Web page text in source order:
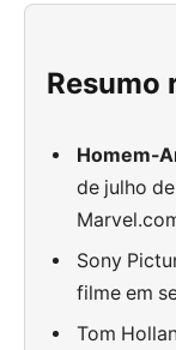
Resumo
Homem-
de julho
Sony
filme em
Tom